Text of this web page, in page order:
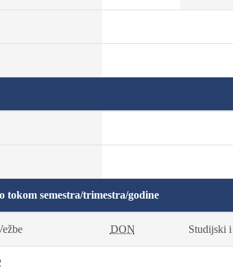
tokom semestra/trimestra/godine
DON Studijski